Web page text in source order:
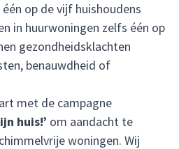
op de vijf huishoudens
in huurwoningen zelfs één op
gezondheidsklachten
benauwdheid of
met de campagne
huis!’ om aandacht te
woningen. Wij